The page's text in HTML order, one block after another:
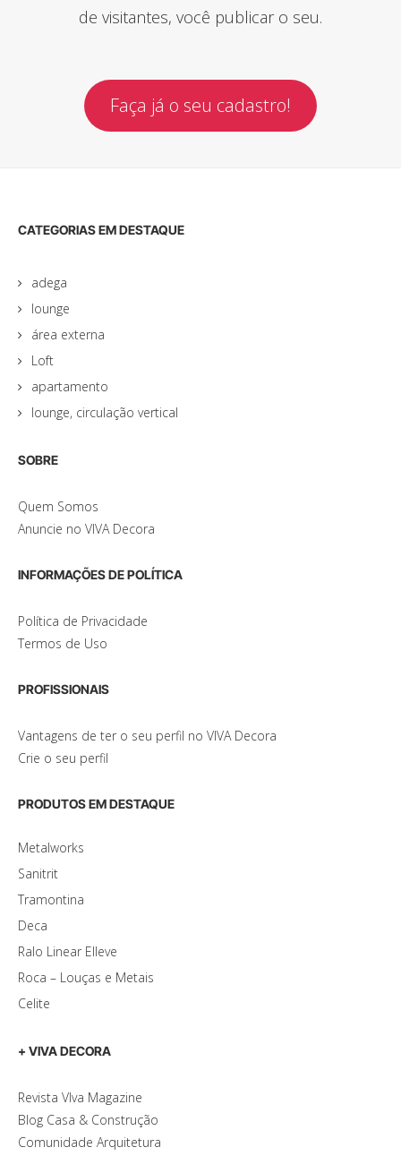
de visitantes, você publicar o seu.
Faça já o seu cadastro!
CATEGORIAS EM DESTAQUE
adega
lounge
área externa
Loft
apartamento
lounge, circulação vertical
SOBRE
Quem Somos
Anuncie no VIVA Decora
INFORMAÇÕES DE POLÍTICA
Política de Privacidade
Termos de Uso
PROFISSIONAIS
Vantagens de ter o seu perfil no VIVA Decora
Crie o seu perfil
PRODUTOS EM DESTAQUE
Metalworks
Sanitrit
Tramontina
Deca
Ralo Linear Elleve
Roca – Louças e Metais
Celite
+ VIVA DECORA
Revista VIva Magazine
Blog Casa & Construção
Comunidade Arquitetura